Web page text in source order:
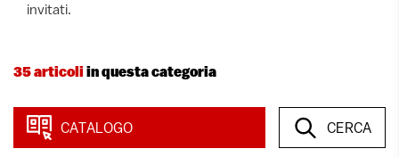
invitati.
35 articoli in questa categoria
VisualizzaCATALOGO CERCA